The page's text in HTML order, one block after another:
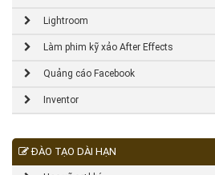
Lightroom
Làm phim kỹ xảo After Effects
Quảng cáo Facebook
Inventor
ĐÀO TẠO DÀI HẠN